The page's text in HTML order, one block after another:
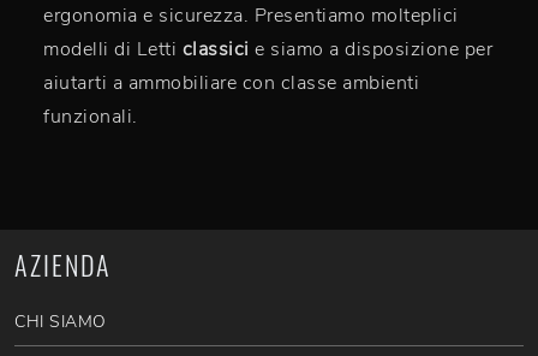
ergonomia e sicurezza. Presentiamo molteplici
modelli di Letti classici e siamo a disposizione per
aiutarti a ammobiliare con classe ambienti
funzionali.
AZIENDA
CHI SIAMO